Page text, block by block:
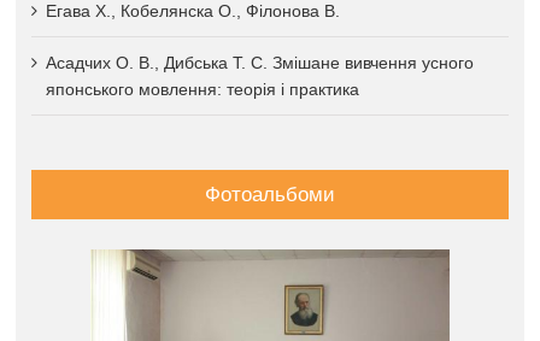
Егава Х., Кобелянска О., Філонова В.
Асадчих О. В., Дибська Т. С. Змішане вивчення усного
японського мовлення: теорія і практика
Фотоальбоми